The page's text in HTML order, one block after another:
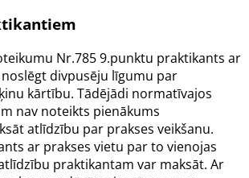
Nr.7859.punktu praktikants ar
divpusēju līgumu par
kārtību. Tādējādi normatīvajos
nav noteikts pienākums
atlīdzību par prakses veikšanu.
ar prakses vietu par to vienojas
praktikantam var maksāt. Ar